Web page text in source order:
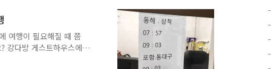
여행이 필요해질 때 쯤
강다방 게스트하우스에
대구를 방문해보았습